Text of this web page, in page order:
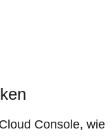
Console, wie